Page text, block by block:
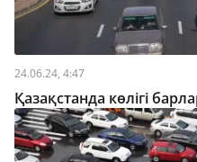
24.06.24, 4:47
Қазақстанда көлігі